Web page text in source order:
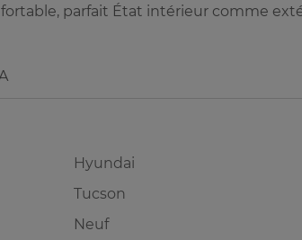
parfait État intérieur comme
Hyundai
Tucson
Neuf